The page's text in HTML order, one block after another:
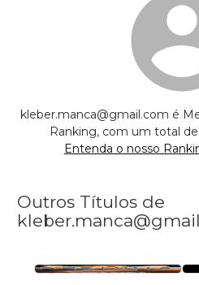
kleber.manca@gmail.com é
Ranking, com um total de
Entenda o nosso
Outros Títulos de